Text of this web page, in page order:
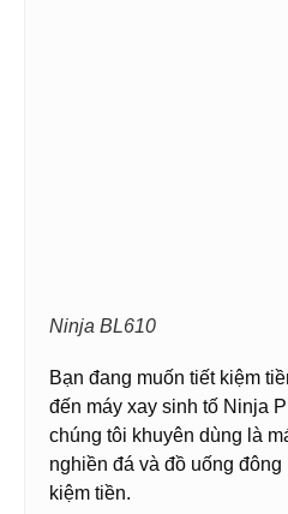
Ninja BL610
Bạn đang muốn tiết kiệm
đến máy xay sinh tố Ninja
chúng tôi khuyên dùng là
nghiền đá và đồ uống
kiệm tiền.